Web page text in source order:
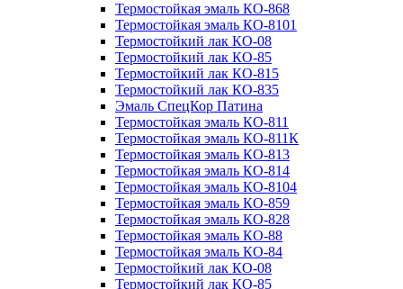
Термостойкая эмаль КО-868
Термостойкая эмаль КО-8101
Термостойкий лак КО-08
Термостойкий лак КО-85
Термостойкий лак КО-815
Термостойкий лак КО-835
Эмаль СпецКор Патина
Термостойкая эмаль КО-811
Термостойкая эмаль КО-811К
Термостойкая эмаль КО-813
Термостойкая эмаль КО-814
Термостойкая эмаль КО-8104
Термостойкая эмаль КО-859
Термостойкая эмаль КО-828
Термостойкая эмаль КО-88
Термостойкая эмаль КО-84
Термостойкий лак КО-08
Термостойкий лак КО-85